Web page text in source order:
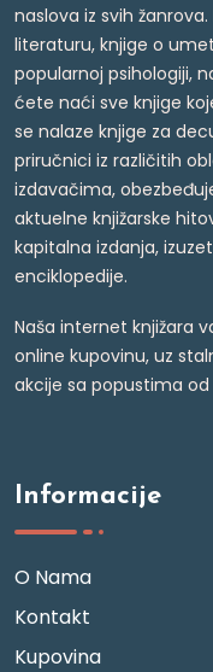
naslova iz svih
literaturu, knjige o
popularnoj psihologiji,
ćete naći sve knjige
se nalaze knjige za
priručnici iz različitih
izdavačima,
aktuelne knjižarske
kapitalna izdanja,
enciklopedije.
Naša internet knjižara
online kupovinu, uz
akcije sa popustima od
Informacije
O Nama
Kontakt
Kupovina